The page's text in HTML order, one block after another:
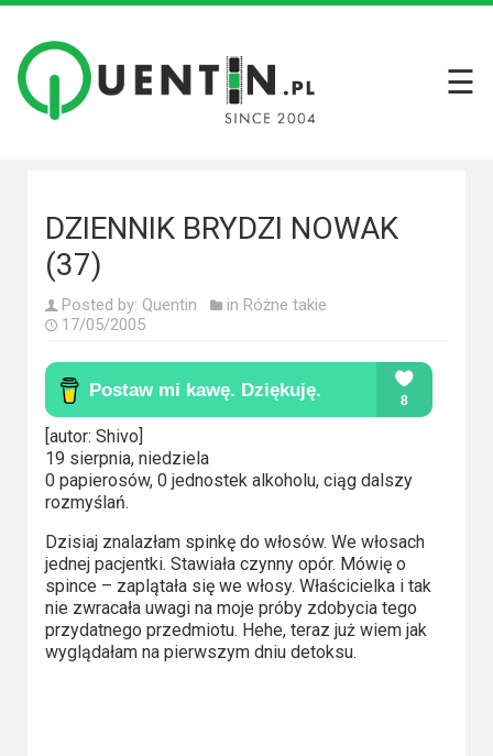
Filmy
Krótkie
recenzje
Seriale
Wszystkie
recenzje
seriali
Kategorie
Bollywood
&
s-
ka
☰
DZIENNIK BRYDZI NOWAK
(37)
Posted by: Quentin in Różne takie
17/05/2005
[autor: Shivo]
19 sierpnia, niedziela
0 papierosów, 0 jednostek alkoholu, ciąg dalszy
rozmyślań.
Dzisiaj znalazłam spinkę do włosów. We włosach
jednej pacjentki. Stawiała czynny opór. Mówię o
spince – zaplątała się we włosy. Właścicielka i tak
nie zwracała uwagi na moje próby zdobycia tego
przydatnego przedmiotu. Hehe, teraz już wiem jak
wyglądałam na pierwszym dniu detoksu.